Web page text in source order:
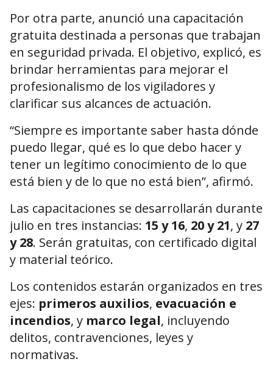
Por otra parte, anunció una capacitación
gratuita destinada a personas que trabajan
en seguridad privada. El objetivo, explicó, es
brindar herramientas para mejorar el
profesionalismo de los vigiladores y
clarificar sus alcances de actuación.
“Siempre es importante saber hasta dónde
puedo llegar, qué es lo que debo hacer y
tener un legítimo conocimiento de lo que
está bien y de lo que no está bien”, afirmó.
Las capacitaciones se desarrollarán durante
julio en tres instancias: 15 y 16, 20 y 21, y 27
y 28. Serán gratuitas, con certificado digital
y material teórico.
Los contenidos estarán organizados en tres
ejes: primeros auxilios, evacuación e
incendios, y marco legal, incluyendo
delitos, contravenciones, leyes y
normativas.